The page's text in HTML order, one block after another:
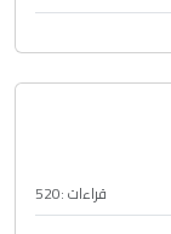
قراءات :520